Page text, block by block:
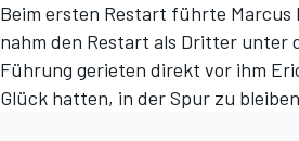
Beim ersten Restart führte Marcus
nahm den Restart als Dritter unter
Führung gerieten direkt vor ihm
Glück hatten, in der Spur zu